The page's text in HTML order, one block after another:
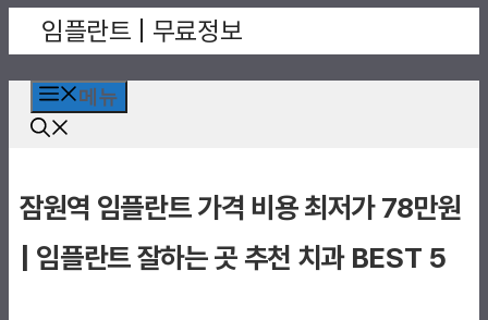
뛰
기
임플란트 | 무료정보
메뉴
잠원역 임플란트 가격 비용 최저가 78만원
| 임플란트 잘하는 곳 추천 치과 BEST 5